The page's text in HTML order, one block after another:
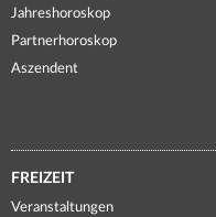
Jahreshoroskop
Partnerhoroskop
Aszendent
FREIZEIT
Veranstaltungen